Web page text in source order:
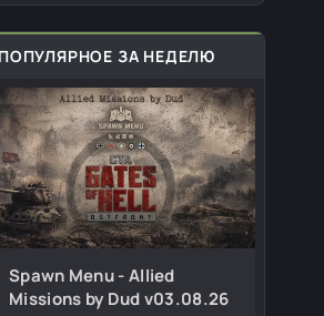
ПОПУЛЯРНОЕ ЗА НЕДЕЛЮ
Spawn Menu - Allied
Missions by Dud v03.08.26